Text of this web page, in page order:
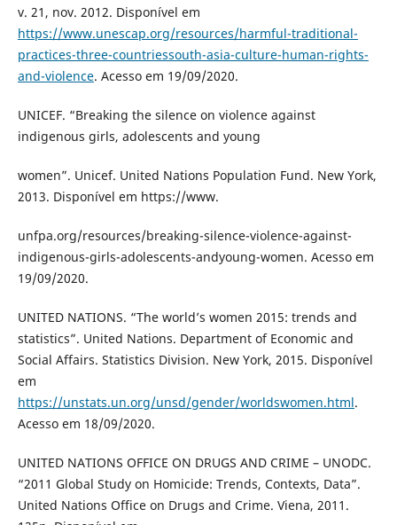
v. 21, nov. 2012. Disponível em
https://www.unescap.org/resources/harmful-traditional-
practices-three-countriessouth-asia-culture-human-rights-
and-violence. Acesso em 19/09/2020.
UNICEF. “Breaking the silence on violence against
indigenous girls, adolescents and young
women”. Unicef. United Nations Population Fund. New York,
2013. Disponível em https://www.
unfpa.org/resources/breaking-silence-violence-against-
indigenous-girls-adolescents-andyoung-women. Acesso em
19/09/2020.
UNITED NATIONS. “The world’s women 2015: trends and
statistics”. United Nations. Department of Economic and
Social Affairs. Statistics Division. New York, 2015. Disponível
em
https://unstats.un.org/unsd/gender/worldswomen.html.
Acesso em 18/09/2020.
UNITED NATIONS OFFICE ON DRUGS AND CRIME – UNODC.
“2011 Global Study on Homicide: Trends, Contexts, Data”.
United Nations Office on Drugs and Crime. Viena, 2011.